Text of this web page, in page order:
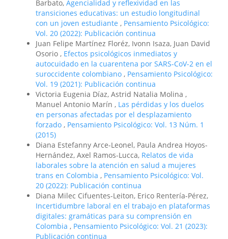
Barbato, Agencialidad y reflexividad en las
transiciones educativas: un estudio longitudinal
con un joven estudiante , Pensamiento Psicológico:
Vol. 20 (2022): Publicación continua
Juan Felipe Martínez Floréz, Ivonn Isaza, Juan David
Osorio , Efectos psicológicos inmediatos y
autocuidado en la cuarentena por SARS-CoV-2 en el
suroccidente colombiano , Pensamiento Psicológico:
Vol. 19 (2021): Publicación continua
Victoria Eugenia Díaz, Astrid Natalia Molina ,
Manuel Antonio Marín , Las pérdidas y los duelos
en personas afectadas por el desplazamiento
forzado , Pensamiento Psicológico: Vol. 13 Núm. 1
(2015)
Diana Estefanny Arce-Leonel, Paula Andrea Hoyos-
Hernández, Axel Ramos-Lucca, Relatos de vida
laborales sobre la atención en salud a mujeres
trans en Colombia , Pensamiento Psicológico: Vol.
20 (2022): Publicación continua
Diana Milec Cifuentes-Leiton, Erico Rentería-Pérez,
Incertidumbre laboral en el trabajo en plataformas
digitales: gramáticas para su comprensión en
Colombia , Pensamiento Psicológico: Vol. 21 (2023):
Publicación continua